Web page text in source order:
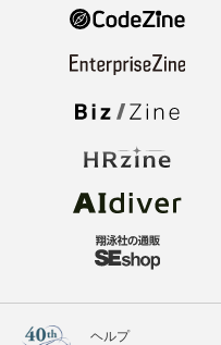
ヘルプ